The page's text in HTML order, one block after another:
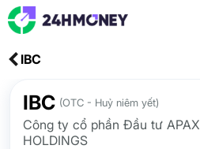
IBC
IBC (OTC - Huỷ niêm yết)
Công ty cổ phần Đầu tư APAX
HOLDINGS